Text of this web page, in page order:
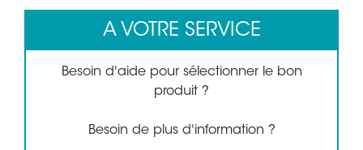
A VOTRE SERVICE
Besoin d'aide pour sélectionner le bon
produit ?
Besoin de plus d'information ?